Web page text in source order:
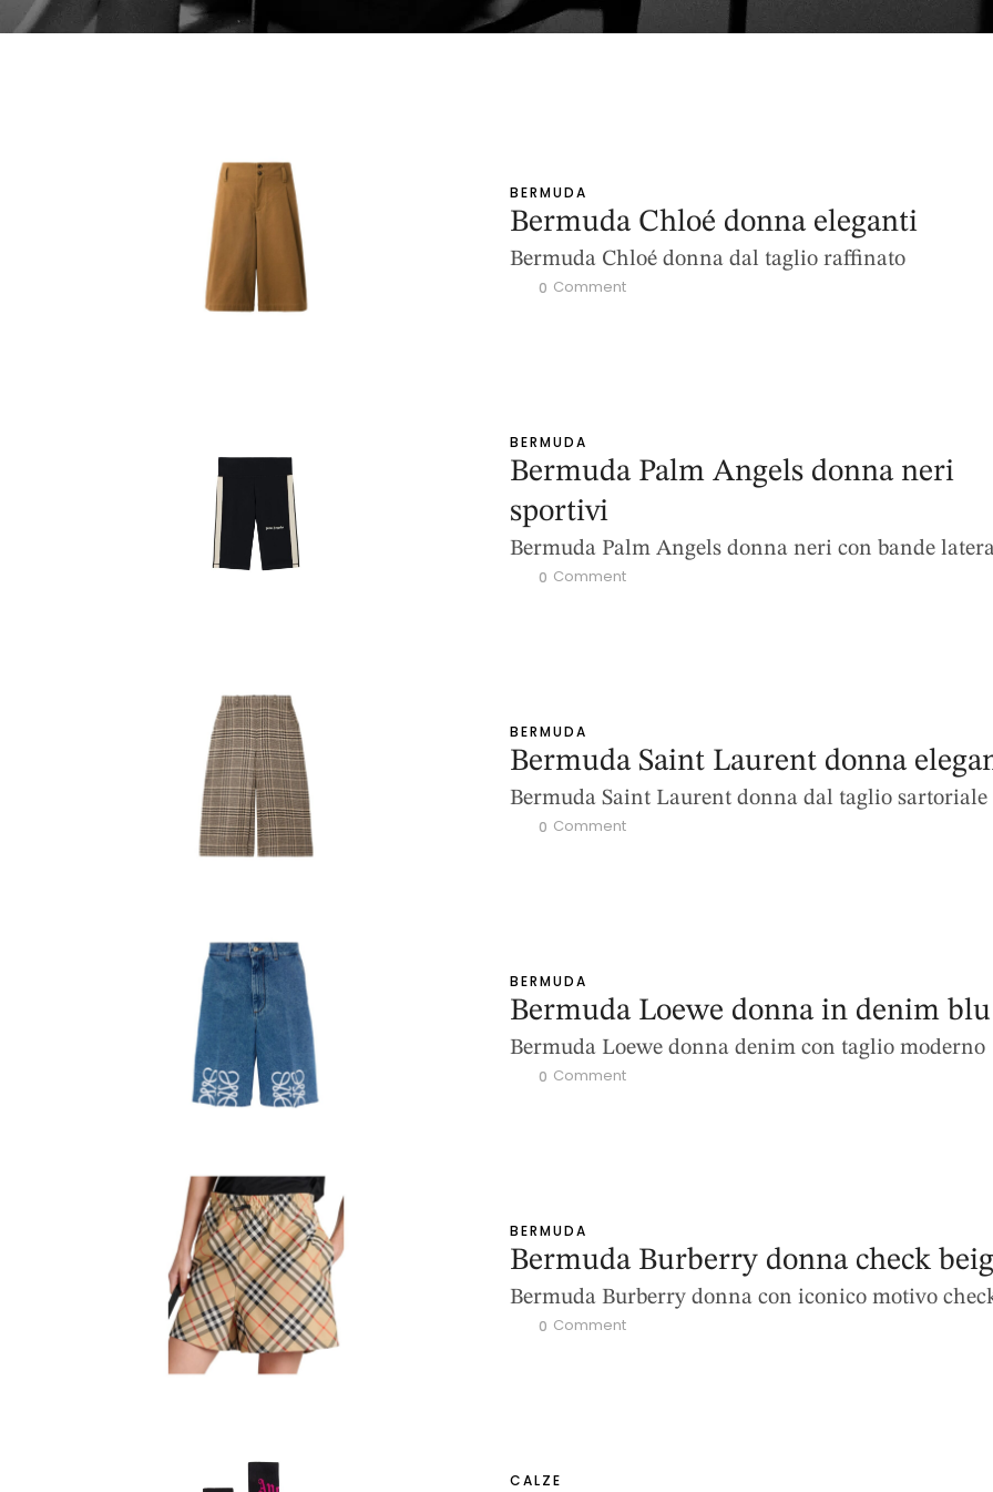
BERMUDA
Bermuda Chloé donna eleganti
Bermuda Chloé donna dal taglio raffinato
0 Comment
BERMUDA
Bermuda Palm Angels donna neri
sportivi
Bermuda Palm Angels donna neri con bande
0 Comment
BERMUDA
Bermuda Saint Laurent donna
Bermuda Saint Laurent donna dal taglio sartoriale
0 Comment
BERMUDA
Bermuda Loewe donna in denim blu
Bermuda Loewe donna denim con taglio moderno
0 Comment
BERMUDA
Bermuda Burberry donna check
Bermuda Burberry donna con iconico motivo
0 Comment
CALZE